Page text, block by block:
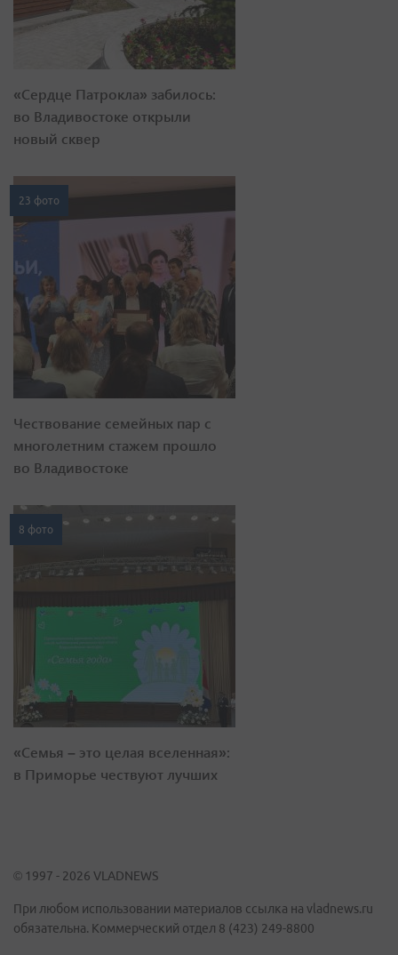
«Сердце Патрокла» забилось:
во Владивостоке открыли
новый сквер
23 фото
Чествование семейных пар с
многолетним стажем прошло
во Владивостоке
8 фото
«Семья – это целая вселенная»:
в Приморье чествуют лучших
© 1997 - 2026 VLADNEWS
При любом использовании материалов ссылка на vladnews.ru
обязательна. Коммерческий отдел 8 (423) 249-8800